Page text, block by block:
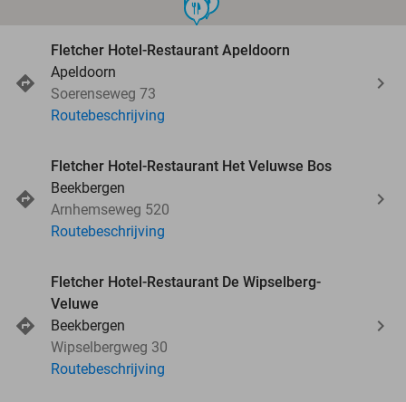
food
Fletcher Hotel-Restaurant Apeldoorn
Apeldoorn
Soerenseweg 73
Routebeschrijving
Fletcher Hotel-Restaurant Het Veluwse Bos
Beekbergen
Arnhemseweg 520
Routebeschrijving
Fletcher Hotel-Restaurant De Wipselberg-
Veluwe
Beekbergen
Wipselbergweg 30
Routebeschrijving